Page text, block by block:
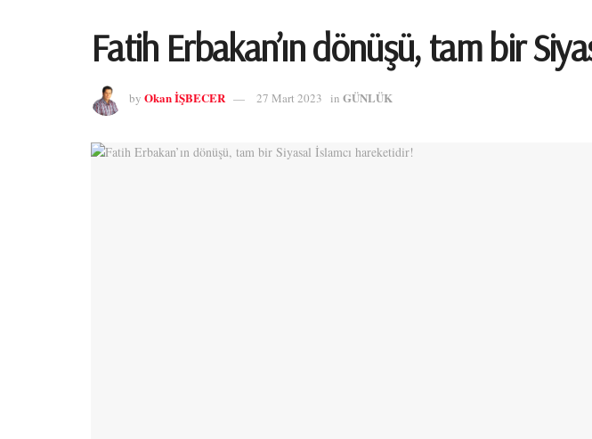
Fatih Erbakan’ın dönüşü, tam bir
by Okan İŞBECER 27 Mart 2023 in GÜNLÜK